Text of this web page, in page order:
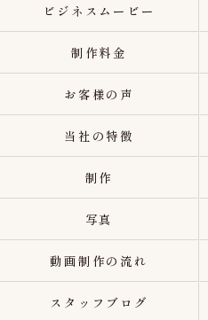
ビジネスムービー
制作料金
お客様の声
当社の特徴
制作
写真
動画制作の流れ
スタッフブログ